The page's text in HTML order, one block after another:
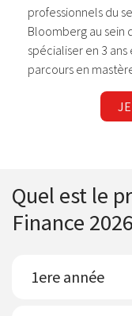
professionnels du
Bloomberg au sein
spécialiser en 3
parcours en
Quel est le
Finance
1ere année